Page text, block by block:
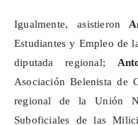
Igualmente, asistieron
Estudiantes y Empleo de
diputada regional;
Asociación Belenista de
regional de la Unión
Suboficiales de las